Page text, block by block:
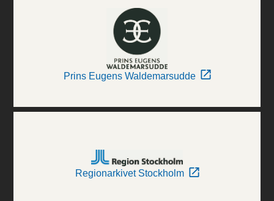
Prins Eugens Waldemarsudde
Regionarkivet Stockholm